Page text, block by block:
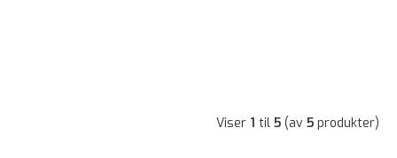
Viser 1 til 5 (av 5 produkter)